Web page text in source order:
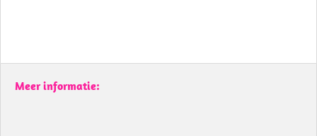
Meer informatie: